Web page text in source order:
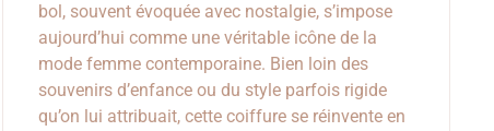
bol, souvent évoquée avec nostalgie, s’impose
aujourd’hui comme une véritable icône de la
mode femme contemporaine. Bien loin des
souvenirs d’enfance ou du style parfois rigide
qu’on lui attribuait, cette coiffure se réinvente en